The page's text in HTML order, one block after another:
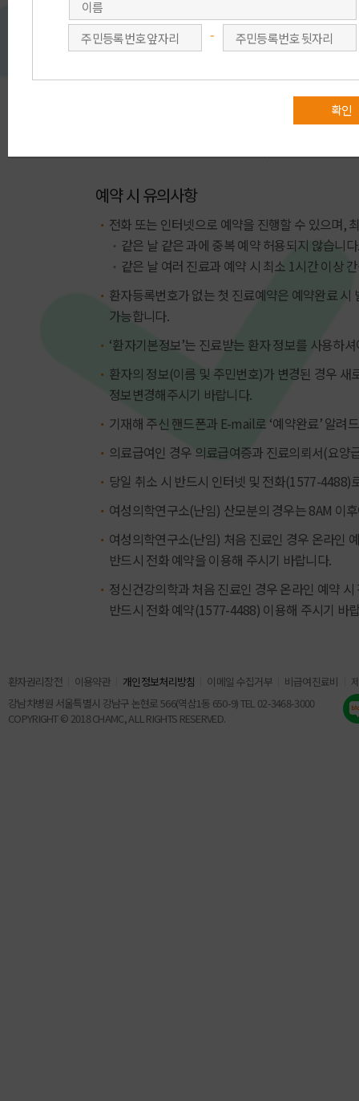
회원가입 없이 이름, 연락처(휴대전화)를
회원가입을
회원예
예약 시 유의사항
전화 또는 인터넷으로 예약을 진행할 수 있으며,
같은 날 같은 과에 중복 예약 허용되지 않습니
같은 날 여러 진료과 예약 시 최소 1시간 이상
환자등록번호가 없는 첫 진료예약은 예약완료
가능합니다.
‘환자기본정보’는 진료받는 환자 정보를 사용하
환자의 정보(이름 및 주민번호)가 변경된 경우
정보변경해주시기 바랍니다.
기재해 주신 핸드폰과 E-mail로 ‘예약완료’ 알려
의료급여인 경우 의료급여증과 진료의뢰서(요양
당일 취소 시 반드시 인터넷 및 전화(1577-4488)
여성의학연구소(난임) 산모분의 경우는 8AM 이
여성의학연구소(난임) 처음 진료인 경우 온라인
반드시 전화 예약을 이용해 주시기 바랍니다.
정신건강의학과 처음 진료인 경우 온라인 예약
반드시 전화 예약(1577-4488) 이용해 주시기 바
환자권리장전 이용약관 개인정보처리방침 이메일 수집거부 비급여진료비
강남차병원 서울특별시 강남구 논현로 566(역삼1동 650-9) TEL 02-3468-3000
COPYRIGHT © 2018 CHAMC, ALL RIGHTS RESERVED.